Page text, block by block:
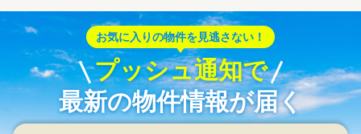
お気に入りの物件を見逃さない！
プッシュ通知で
最新の物件情報が届く